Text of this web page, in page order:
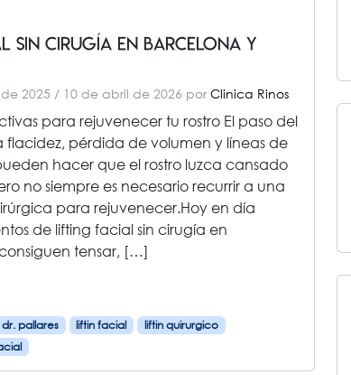
sin cirugía en Barcelona Y
2025 / 10 de abril de 2026 porClinica Rinos
para rejuvenecer tu rostro El paso del
pérdida de volumen y líneas de
hacer que el rostro luzca cansado
no siempre es necesario recurrir a una
para rejuvenecer.Hoy en día
de lifting facial sin cirugía en
tensar, […]
dr. pallares liftin facial
liftin quirurgico